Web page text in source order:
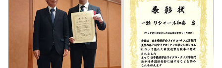
受験生の方 在学生・保証人の方 卒業生の方
一般・企業の方 寄付・ご支援 アクセス